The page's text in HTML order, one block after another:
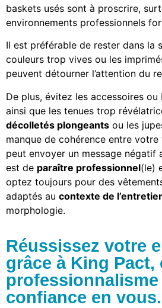
baskets usés sont à proscrire,
environnements professionnels
Il est préférable de rester dans la
couleurs trop vives ou les
peuvent détourner l’attention du
De plus, évitez les accessoires
ainsi que les tenues trop
décolletés plongeants ou les
manque de cohérence entre
peut envoyer un message négatif
est de paraître professionnel(le)
optez toujours pour des
adaptés au contexte de
morphologie.
Réussissez votre
grâce à King Pact,
professionnalisme
confiance en vous.